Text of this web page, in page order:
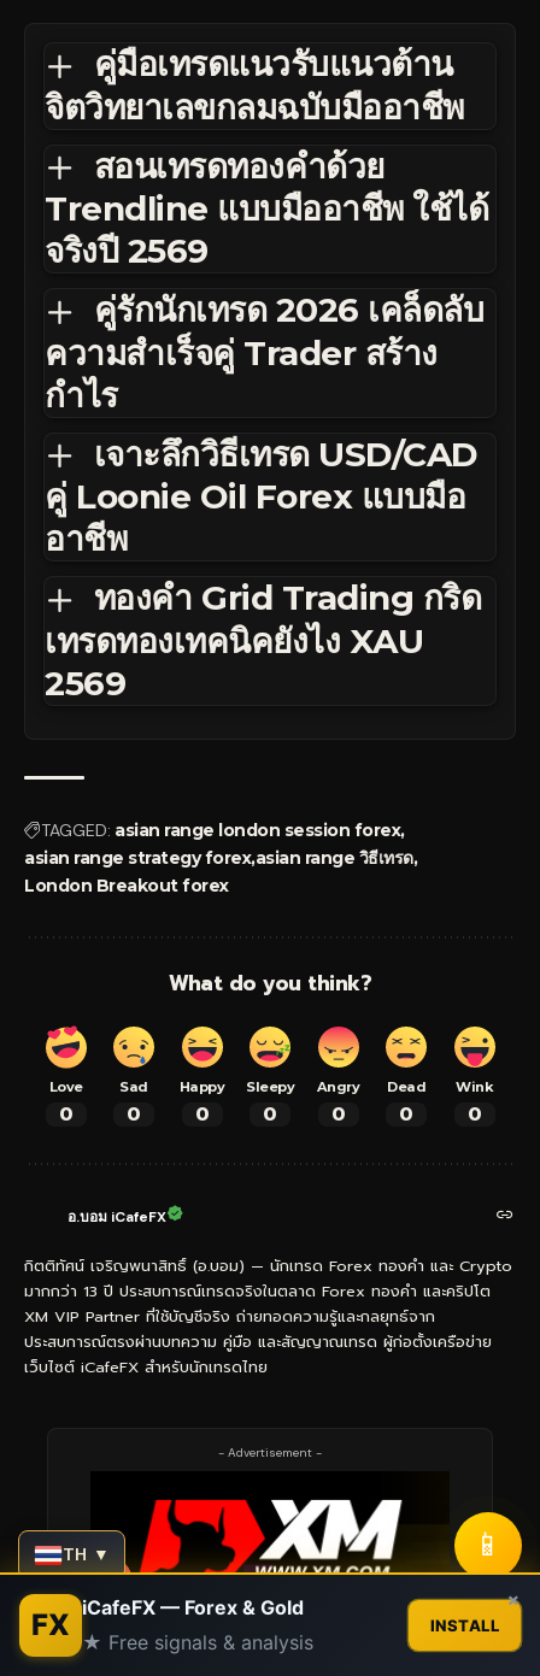
คู่มือเทรดแนวรับแนวต้าน
จิตวิทยาเลขกลมฉบับมืออาชีพ
สอนเทรดทองคำด้วย
Trendline แบบมืออาชีพ ใช้ได้
จริงปี 2569
คู่รักนักเทรด 2026 เคล็ดลับ
ความสำเร็จคู่ Trader สร้าง
กำไร
เจาะลึกวิธีเทรด USD/CAD
คู่ Loonie Oil Forex แบบมือ
อาชีพ
ทองคำ Grid Trading กริด
เทรดทองเทคนิคยังไง XAU
2569
TAGGED: asian range london session forex
asian range strategy forexasian range วิธีเทรด
London Breakout forex
What do you think?
Love
0
Sad
0
Happy
0
Sleepy
0
Angry
0
Dead
0
Wink
0
อ.บอม iCafeFX
กิตติทัศน์ เจริญพนาสิทธิ์ (อ.บอม) — นักเทรด Forex ทองคำ และ Crypto
มากกว่า 13 ปี ประสบการณ์เทรดจริงในตลาด Forex ทองคำ และคริปโต
XM VIP Partner ที่ใช้บัญชีจริง ถ่ายทอดความรู้และกลยุทธ์จาก
ประสบการณ์ตรงผ่านบทความ คู่มือ และสัญญาณเทรด ผู้ก่อตั้งเครือข่าย
เว็บไซต์ iCafeFX สำหรับนักเทรดไทย
- Advertisement -
TH ▼ 📱
FX iCafeFX — Forex & Gold
★ Free signals & analysis
INSTALL
×
Contact us
Open